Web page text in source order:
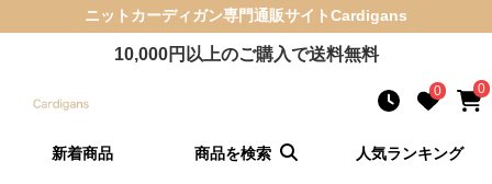
ニットカーディガン専門通販サイトCardigans
10,000円以上のご購入で送料無料
0 0
新着商品 商品を検索 人気ランキング